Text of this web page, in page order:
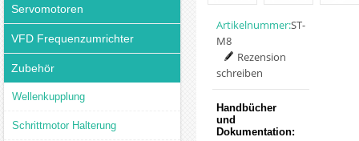
Servomotoren
VFD Frequenzumrichter
Zubehör
Wellenkupplung
Schrittmotor Halterung
Artikelnummer:ST-
M8
Rezension
schreiben
Handbücher
und
Dokumentation: